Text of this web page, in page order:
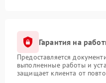
Гарантия на
Предоставляется
выполненные работы и
защищает клиента от